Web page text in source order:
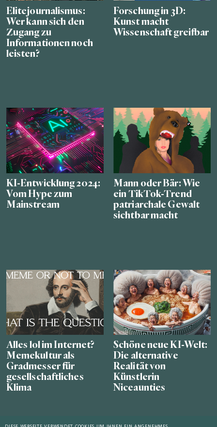
Elitejournalismus:
Wer kann sich den
Zugang zu
Informationen noch
leisten?
Forschung in 3D:
Kunst macht
Wissenschaft greifbar
KI-Entwicklung 2024:
Vom Hype zum
Mainstream
Mann oder Bär: Wie
ein TikTok-Trend
patriarchale Gewalt
sichtbar macht
Alles lol im Internet?
Memekultur als
Gradmesser für
gesellschaftliches
Klima
Schöne neue KI-Welt:
Die alternative
Realität von
Künstlerin
Niceaunties